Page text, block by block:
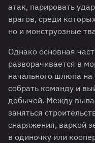
атак, парировать
врагов, среди
но и монструозные
Однако основная
разворачивается в
начального шлюпа на
собрать команду и
добычей. Между
заняться
снаряжения, варкой
в одиночку или